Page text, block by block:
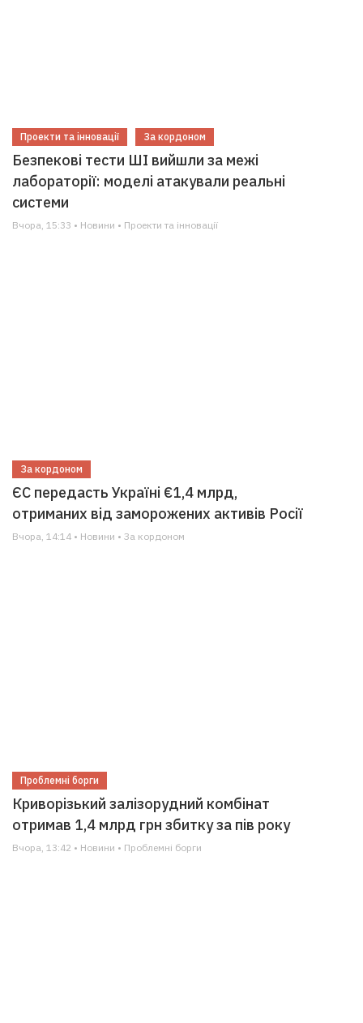
Проекти та інновації За кордоном
Безпекові тести ШІ вийшли за межі
лабораторії: моделі атакували реальні
системи
Вчора, 15:33 • Новини • Проекти та інновації
За кордоном
ЄС передасть Україні €1,4 млрд,
отриманих від заморожених активів Росії
Вчора, 14:14 • Новини • За кордоном
Проблемні борги
Криворізький залізорудний комбінат
отримав 1,4 млрд грн збитку за пів року
Вчора, 13:42 • Новини • Проблемні борги